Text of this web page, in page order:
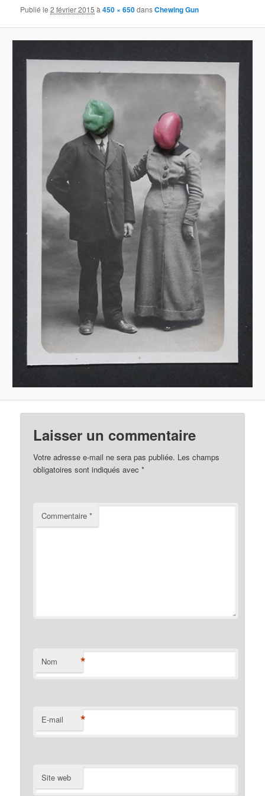
Publié le2 février 2015 à450 × 650dansChewing Gun
Laisser un commentaire
Votre adresse e-mail ne sera pas publiée. Les champs
obligatoires sont indiqués avec*
Commentaire*
Nom *
E-mail *
Site web